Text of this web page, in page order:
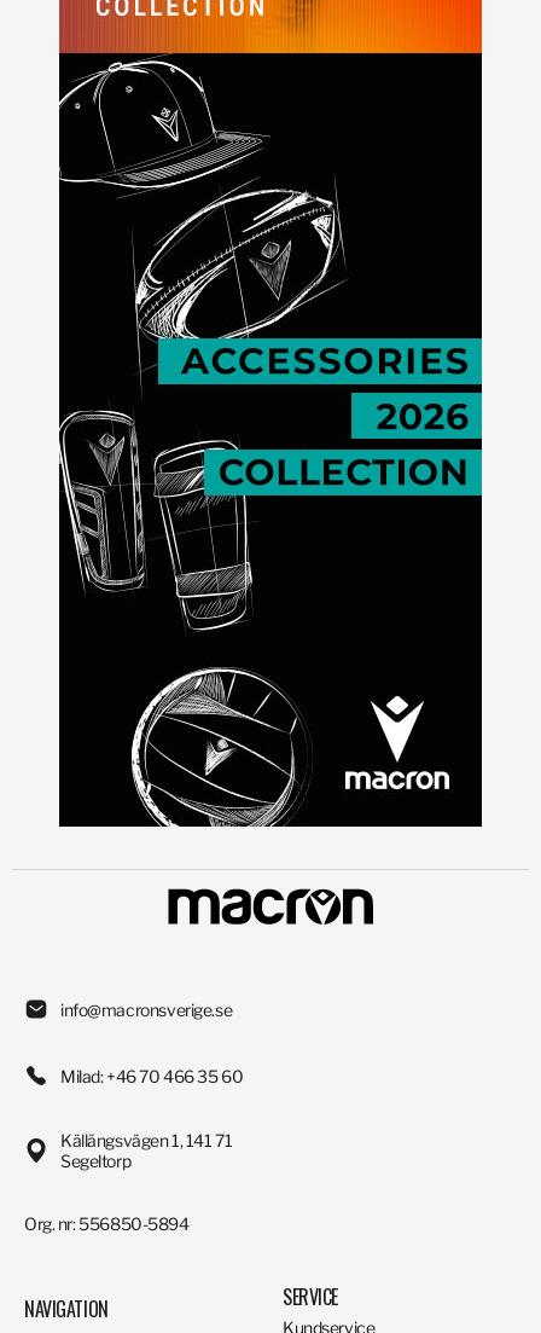
info@macronsverige.se
Milad: +46 70 466 35 60
Källängsvägen 1, 141 71
Segeltorp
Org. nr: 556850-5894
NAVIGATION SERVICE
Kundservice